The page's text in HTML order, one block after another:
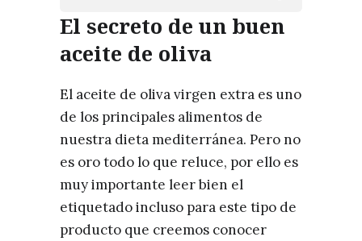
El secreto de un buen
aceite de oliva
El aceite de oliva virgen extra es uno
de los principales alimentos de
nuestra dieta mediterránea. Pero no
es oro todo lo que reluce, por ello es
muy importante leer bien el
etiquetado incluso para este tipo de
producto que creemos conocer